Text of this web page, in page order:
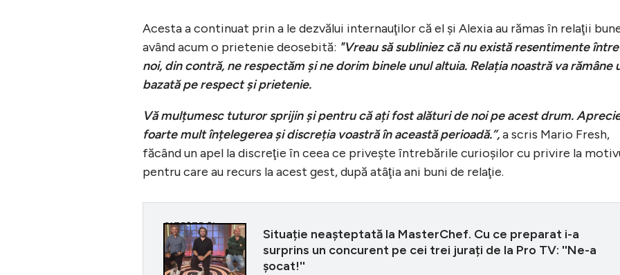
Acesta a continuat prin a le dezvălui internauţilor că el şi Alexia au rămas în relaţii
având acum o prietenie deosebită: "Vreau să subliniez că nu există resentimente între
noi, din contră, ne respectăm și ne dorim binele unul altuia. Relația noastră va rămâne
bazată pe respect și prietenie.
Vă mulțumesc tuturor sprijin și pentru că ați fost alături de noi pe acest drum.
foarte mult înțelegerea și discreția voastră în această perioadă.”,a scris Mario Fresh,
făcând un apel la discreţie în ceea ce priveşte întrebările curioşilor cu privire la
pentru care au recurs la acest gest, după atâţia ani buni de relaţie.
CITEȘTE ȘI
Situație neașteptată la MasterChef. Cu ce preparat i-a
surprins un concurent pe cei trei jurați de la Pro TV: ''Ne-a
șocat!''